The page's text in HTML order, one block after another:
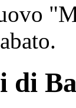
di